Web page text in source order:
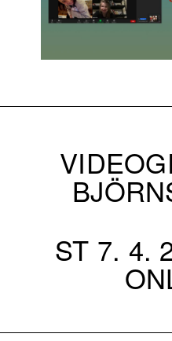
ENGLISH
ST 7. 4.